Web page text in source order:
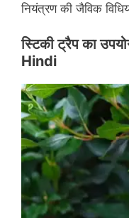
नियंत्रण की जैविक
स्टिकी ट्रैप का
Hindi